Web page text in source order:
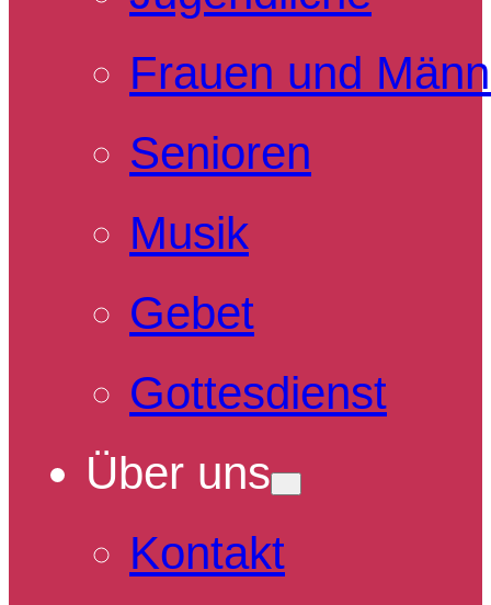
Frauen und
Senioren
Musik
Gebet
Gottesdienst
Über uns
Kontakt